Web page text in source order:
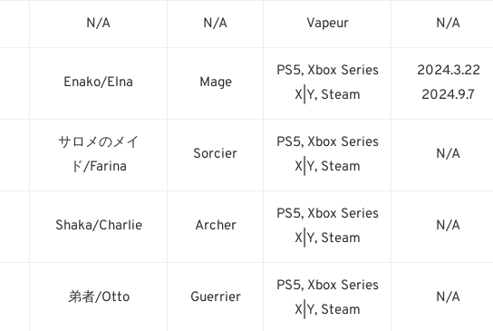
N/A N/A Vapeur N/A
Enako/Elna Mage
PS5, Xbox Series
X|Y, Steam
2024.3.22
2024.9.7
サロメのメイ
ド/Farina
Sorcier
PS5, Xbox Series
X|Y, Steam
N/A
Shaka/Charlie Archer
PS5, Xbox Series
X|Y, Steam
N/A
弟者/Otto Guerrier
PS5, Xbox Series
X|Y, Steam
N/A